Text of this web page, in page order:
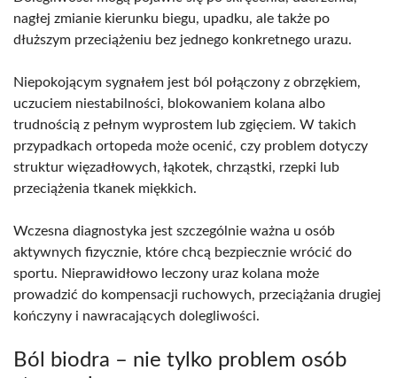
nagłej zmianie kierunku biegu, upadku, ale także po
dłuższym przeciążeniu bez jednego konkretnego urazu.
Niepokojącym sygnałem jest ból połączony z obrzękiem,
uczuciem niestabilności, blokowaniem kolana albo
trudnością z pełnym wyprostem lub zgięciem. W takich
przypadkach ortopeda może ocenić, czy problem dotyczy
struktur więzadłowych, łąkotek, chrząstki, rzepki lub
przeciążenia tkanek miękkich.
Wczesna diagnostyka jest szczególnie ważna u osób
aktywnych fizycznie, które chcą bezpiecznie wrócić do
sportu. Nieprawidłowo leczony uraz kolana może
prowadzić do kompensacji ruchowych, przeciążania drugiej
kończyny i nawracających dolegliwości.
Ból biodra – nie tylko problem osób